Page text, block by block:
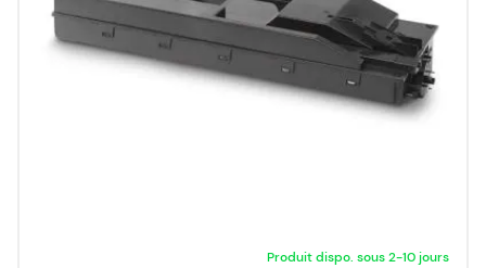
Produit dispo. sous 2-10 jours